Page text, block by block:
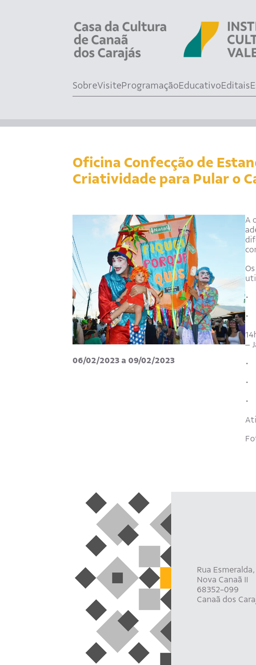
SobreVisiteProgramaçãoEducativoEditais
Oficina Confecção de
Criatividade para Pular o
06/02/2023 a 09/02/2023
A
•
•
–
•
•
•
Rua Esmeralda,
Nova Canaã II
68352-099
Canaã dos